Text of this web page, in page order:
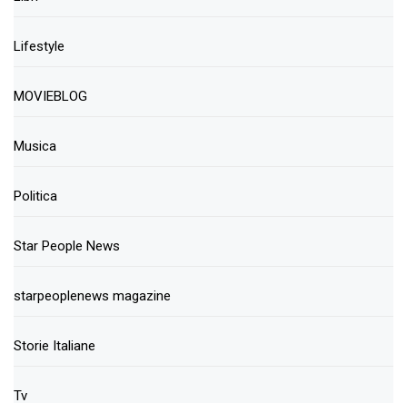
Lifestyle
MOVIEBLOG
Musica
Politica
Star People News
starpeoplenews magazine
Storie Italiane
Tv